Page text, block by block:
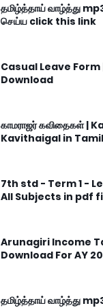
தமிழ்த்தாய் வாழ்த்து
செய்ய click this link
Casual Leave Form
Download
காமராஜர் கவிதைகள் |
Kavithaigal in Tamil
7th std - Term 1 -
All Subjects in pdf
Arunagiri Income
Download For AY
தமிழ்த்தாய் வாழ்த்து